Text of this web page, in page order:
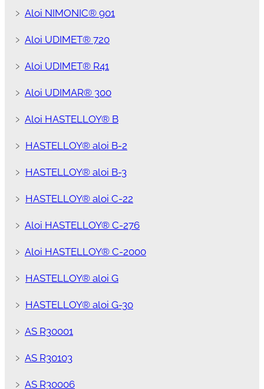
﹥ Aloi NIMONIC® 901
﹥ Aloi UDIMET® 720
﹥ Aloi UDIMET® R41
﹥ Aloi UDIMAR® 300
﹥ Aloi HASTELLOY® B
﹥ HASTELLOY® aloi B-2
﹥ HASTELLOY® aloi B-3
﹥ HASTELLOY® aloi C-22
﹥ Aloi HASTELLOY® C-276
﹥ Aloi HASTELLOY® C-2000
﹥ HASTELLOY® aloi G
﹥ HASTELLOY® aloi G-30
﹥ AS R30001
﹥ AS R30103
﹥ AS R30006